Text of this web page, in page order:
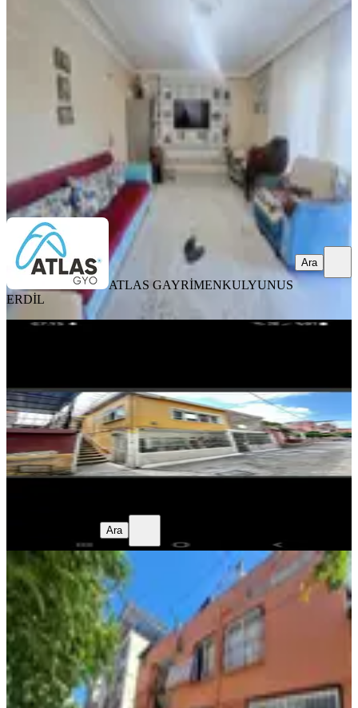
1.katı Satılık Kredıye Uygun
150 m² 05.08.2026
3.085.000 ₺
ATLAS GAYRİMENKULYUNUS ERDİL
ATLAS GAYRİMENKULYUNUS
ERDİL
Ara
YENİ
2+1·100 m²·05.08.2026
2.995.000 ₺
Murat ÜSTÜNEL
Ara
YENİ
Yesılyurt Sagır Dılsızler Cıvarı
Masrafsız Full Yapılı 2 Katlı
Seyhan, Yeşilyurt Mahallesi
3+1·185 m² ·05.08.2026
5.250.000 ₺